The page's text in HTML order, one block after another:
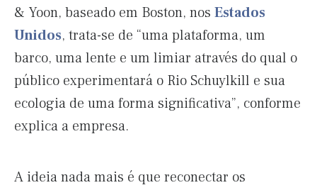
& Yoon, baseado em Boston, nos Estados
Unidos, trata-se de “uma plataforma, um
barco, uma lente e um limiar através do qual o
público experimentará o Rio Schuylkill e sua
ecologia de uma forma significativa”, conforme
explica a empresa.
A ideia nada mais é que reconectar os